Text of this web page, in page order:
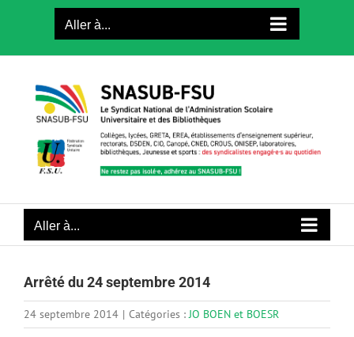
Aller à...
Aller à...
Arrêté du 24 septembre 2014
24 septembre 2014 | Catégories : JO BOEN et BOESR